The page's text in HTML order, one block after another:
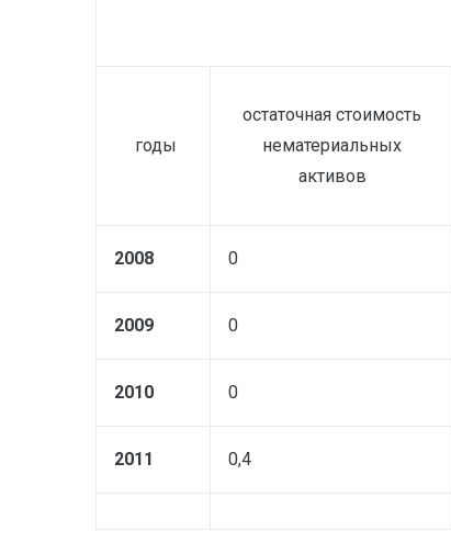
годы
остаточная стоимость
нематериальных
активов
2008 0
2009 0
2010 0
2011 0,4